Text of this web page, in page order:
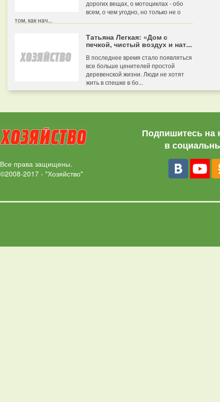
дорогих вещах, о мотоциклах - обо
всем, о чем угодно, но только не о
том, как нач...
Татьяна Легкая: «Дом с
печкой, чистый воздух и нат...
В последнее время стало появляться
все больше ценителей простой
деревенской жизни. Люди не хотят
жить в спешке в бо...
Все права защищены.
©2008-2017 - "Хозяйство"
Подпишитесь на
в